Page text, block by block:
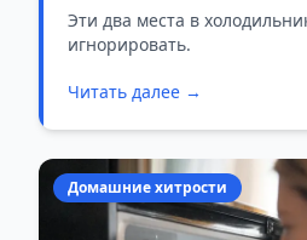
болезни
Эти два места в
игнорировать.
Читать далее →
Домашние хитрости